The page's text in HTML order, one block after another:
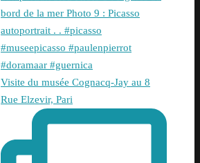
Visite du musée Cognacq-Jay au 8
Rue Elzevir, Pari